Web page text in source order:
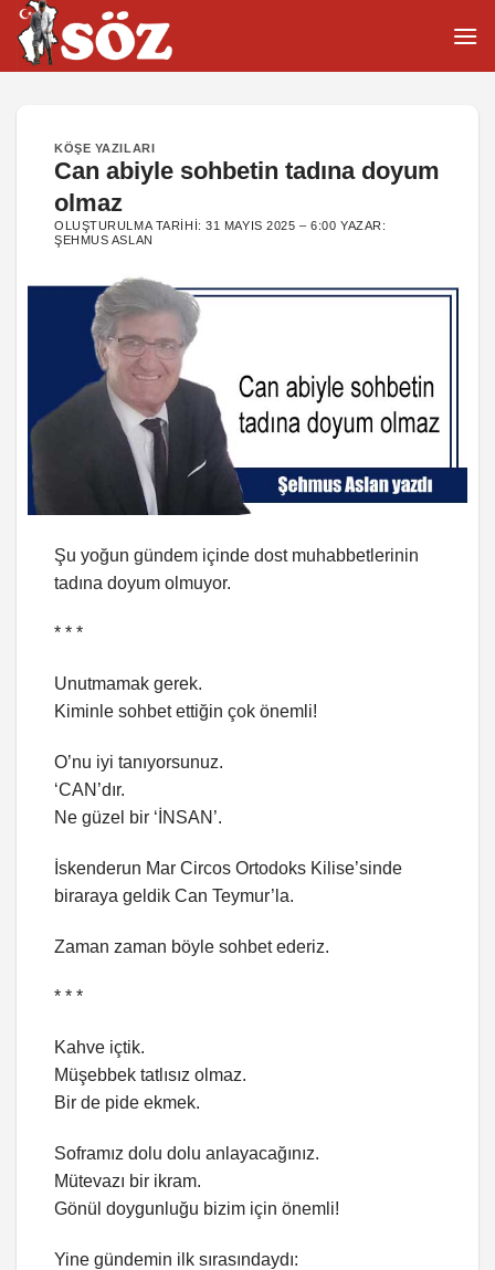
İçeriğe
atla
KÖŞE YAZILARI
Can abiyle sohbetin tadına doyum
olmaz
OLUŞTURULMA TARIHI:31 MAYIS 2025 – 6:00 YAZAR:
ŞEHMUS ASLAN
Şu yoğun gündem içinde dost muhabbetlerinin
tadına doyum olmuyor.
* * *
Unutmamak gerek.
Kiminle sohbet ettiğin çok önemli!
O’nu iyi tanıyorsunuz.
‘CAN’dır.
Ne güzel bir ‘İNSAN’.
İskenderun Mar Circos Ortodoks Kilise’sinde
biraraya geldik Can Teymur’la.
Zaman zaman böyle sohbet ederiz.
* * *
Kahve içtik.
Müşebbek tatlısız olmaz.
Bir de pide ekmek.
Soframız dolu dolu anlayacağınız.
Mütevazı bir ikram.
Gönül doygunluğu bizim için önemli!
Yine gündemin ilk sırasındaydı: